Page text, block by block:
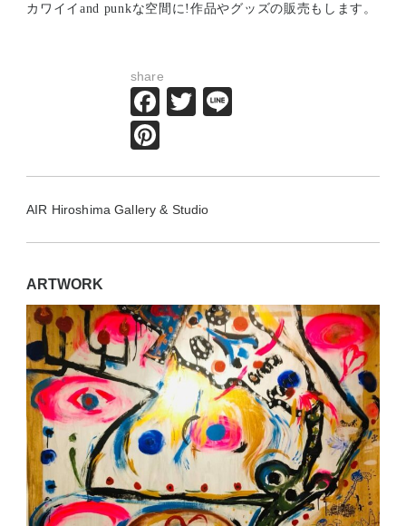
カワイイand punkな空間に!作品やグッズの販売もします。
share
Facebook
Twitter
AIR HiroshimaGallery & Studio
ARTWORK